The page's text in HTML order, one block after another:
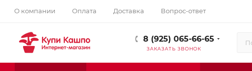
О компании Оплата Доставка Вопрос-ответ
8 (925) 065-66-65
ЗАКАЗАТЬ ЗВОНОК